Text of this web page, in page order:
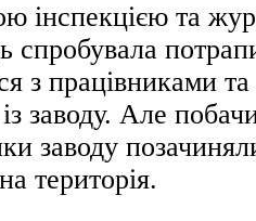
інспекцією та
спробувала
з працівниками
заводу. Але
заводу
територія.